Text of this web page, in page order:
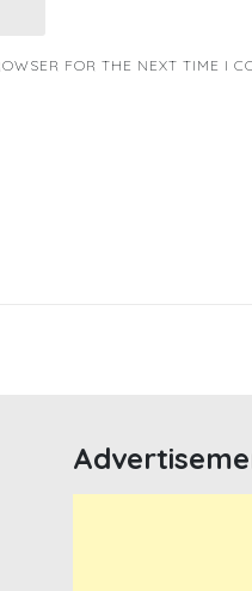
FOR THE NEXT TIME I